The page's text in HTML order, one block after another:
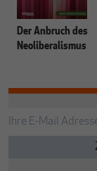
Der Anbruch des
Neoliberalismus